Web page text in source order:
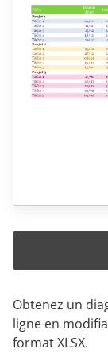
Obtenez un
ligne en
format XLSX.